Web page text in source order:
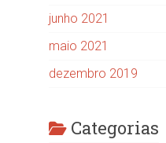
junho 2021
maio 2021
dezembro 2019
Categorias